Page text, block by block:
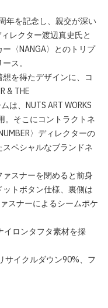
年を記念し、親交が深い
ィレクター渡辺真史氏と
〈NANGA〉とのトリプ
ス。
を得たデザインに、コ
& THE
は、NUTS ART WORKS
。そこにコントラクトネ
〉ディレクターの
ペシャルなブランドネ
スナーを閉めると前身
トボタン仕様、裏側は
スナーによるシームポケ
イロンタフタ素材を採
サイクルダウン90%、フ